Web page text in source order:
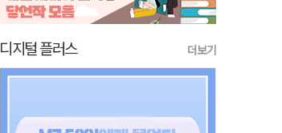
디지털 플러스 더보기